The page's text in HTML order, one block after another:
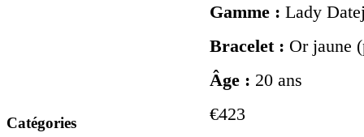
Catégories
Gamme : Lady
Bracelet : Or jaune
Âge : 20 ans
€423